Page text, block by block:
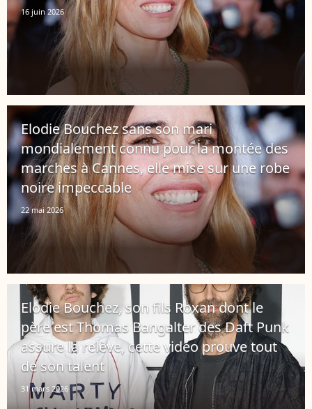
16 juin 2026
Elodie Bouchez sans son mari
mondialement connu pour la montée des
marches à Cannes, elle mise sur une robe
noire impeccable
22 mai 2026
Elodie Bouchez, son fils Roxan dont le
père est Thomas Bangalter des Daft Punk
assure la relève, cette vidéo prouve tout
de son talent
31 mars 2026